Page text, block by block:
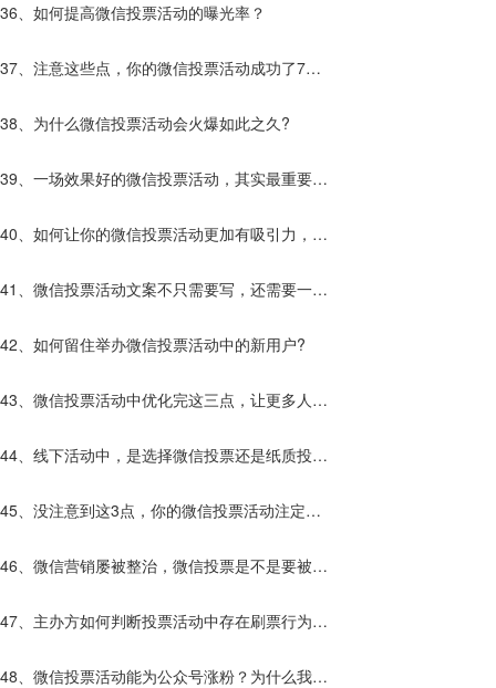
36、如何提高微信投票活动的曝光率？
37、注意这些点，你的微信投票活动成功了7
0%！
38、为什么微信投票活动会火爆如此之久?
39、一场效果好的微信投票活动，其实最重要的
原因的是它。
40、如何让你的微信投票活动更加有吸引力，让
更多的人参加活动！
41、微信投票活动文案不只需要写，还需要一些
助力策列，才能让活动更加完美！
42、如何留住举办微信投票活动中的新用户?
43、微信投票活动中优化完这三点，让更多人参
与活动！
44、线下活动中，是选择微信投票还是纸质投票
呢？那种更好？
45、没注意到这3点，你的微信投票活动注定效
果不好！
46、微信营销屡被整治，微信投票是不是要被禁
止使用了？
47、主办方如何判断投票活动中存在刷票行为？
发现刷票行为该怎么办？
48、微信投票活动能为公众号涨粉？为什么我的